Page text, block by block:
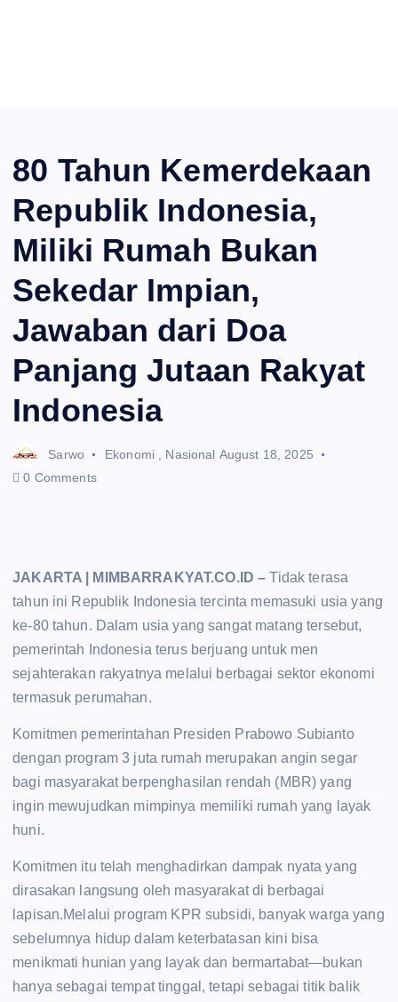
80 Tahun Kemerdekaan
Republik Indonesia,
Miliki Rumah Bukan
Sekedar Impian,
Jawaban dari Doa
Panjang Jutaan Rakyat
Indonesia
Sarwo Ekonomi, Nasional August 18, 2025
0 Comments
JAKARTA | MIMBARRAKYAT.CO.ID –Tidak terasa
tahun ini Republik Indonesia tercinta memasuki usia yang
ke-80 tahun. Dalam usia yang sangat matang tersebut,
pemerintah Indonesia terus berjuang untuk men
sejahterakan rakyatnya melalui berbagai sektor ekonomi
termasuk perumahan.
Komitmen pemerintahan Presiden Prabowo Subianto
dengan program 3 juta rumah merupakan angin segar
bagi masyarakat berpenghasilan rendah (MBR) yang
ingin mewujudkan mimpinya memiliki rumah yang layak
huni.
Komitmen itu telah menghadirkan dampak nyata yang
dirasakan langsung oleh masyarakat di berbagai
lapisan.Melalui program KPR subsidi, banyak warga yang
sebelumnya hidup dalam keterbatasan kini bisa
menikmati hunian yang layak dan bermartabat—bukan
hanya sebagai tempat tinggal, tetapi sebagai titik balik